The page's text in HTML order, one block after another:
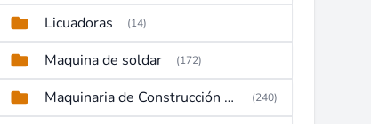
Licuadoras (14)
Maquina de soldar (172)
Maquinaria de Construcción (Maquinaria Pesada) (240)